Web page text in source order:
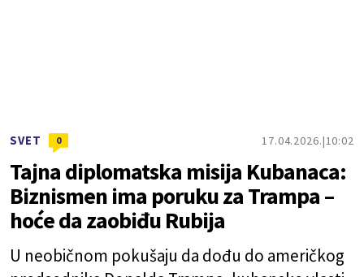
SVET 0 17.04.2026. 10:02
Tajna diplomatska misija Kubanaca:
Biznismen ima poruku za Trampa –
hoće da zaobiđu Rubija
U neobičnom pokušaju da dođu do američkog